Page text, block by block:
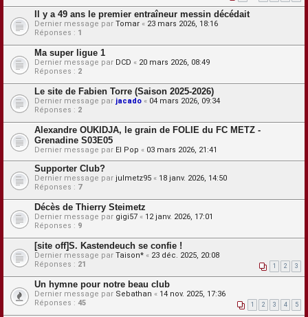
Il y a 49 ans le premier entraîneur messin décédait
Dernier message par Tomar « 23 mars 2026, 18:16
Réponses : 1
Ma super ligue 1
Dernier message par DCD « 20 mars 2026, 08:49
Réponses : 2
Le site de Fabien Torre (Saison 2025-2026)
Dernier message par jacado « 04 mars 2026, 09:34
Réponses : 2
Alexandre OUKIDJA, le grain de FOLIE du FC METZ -
Grenadine S03E05
Dernier message par El Pop « 03 mars 2026, 21:41
Supporter Club?
Dernier message par julmetz95 « 18 janv. 2026, 14:50
Réponses : 7
Décès de Thierry Steimetz
Dernier message par gigi57 « 12 janv. 2026, 17:01
Réponses : 9
[site off]S. Kastendeuch se confie !
Dernier message par Taison* « 23 déc. 2025, 20:08
Réponses : 21 1 2 3
Un hymne pour notre beau club
Dernier message par Sebathan « 14 nov. 2025, 17:36
Réponses : 45 1 2 3 4 5